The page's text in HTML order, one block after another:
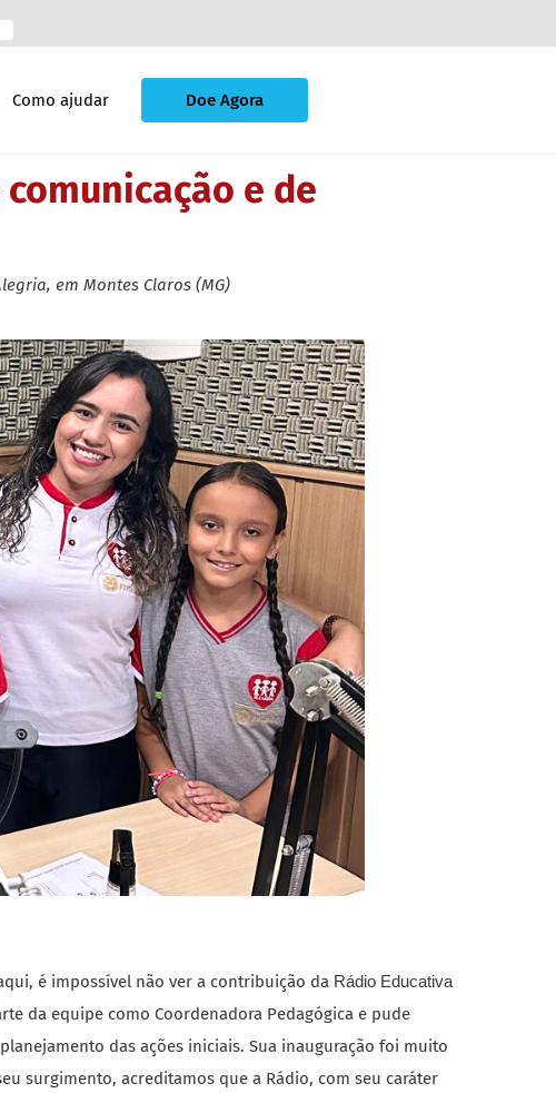
Como ajudar Doe Agora
e de
em Montes Claros (MG)
é impossível não ver a contribuição da Rádio Educativa
da equipe como Coordenadora Pedagógica e pude
das ações iniciais. Sua inauguração foi muito
surgimento, acreditamos que a Rádio, com seu caráter